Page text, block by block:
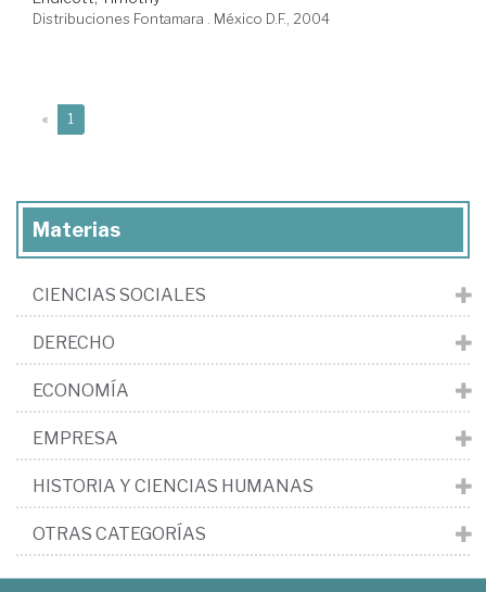
Distribuciones Fontamara . México D.F., 2004
« 1
Materias
CIENCIAS SOCIALES
DERECHO
ECONOMÍA
EMPRESA
HISTORIA Y CIENCIAS HUMANAS
OTRAS CATEGORÍAS